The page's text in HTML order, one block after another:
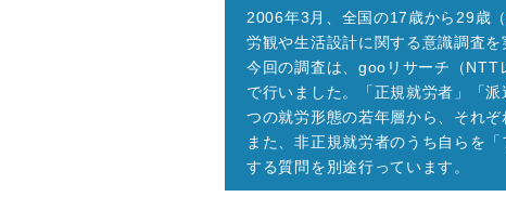
2006年3月、全国の17歳から29歳
労観や生活設計に関する意識調査
今回の調査は、gooリサーチ（NTT
で行いました。「正規就労者」「
つの就労形態の若年層から、それ
また、非正規就労者のうち自らを
する質問を別途行っています。